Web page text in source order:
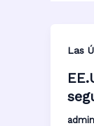
Las
admin